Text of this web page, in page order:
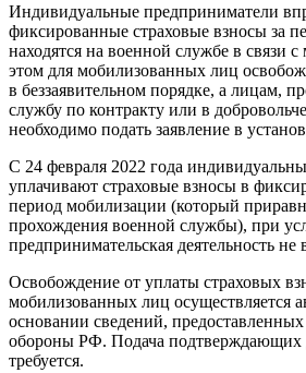
Индивидуальные предприниматели
фиксированные страховые взносы за
находятся на военной службе в связи
этом для мобилизованных лиц
в беззаявительном порядке, а лицам,
службу по контракту или в
необходимо подать заявление в
С 24 февраля 2022 года
уплачивают страховые взносы в
период мобилизации (который
прохождения военной службы), при
предпринимательская деятельность не
Освобождение от уплаты страховых
мобилизованных лиц осуществляется
основании сведений,
обороны РФ. Подача подтверждающих
требуется.